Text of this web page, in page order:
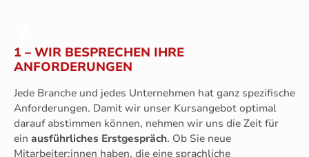
1 – WIR BESPRECHEN IHRE
ANFORDERUNGEN
Jede Branche und jedes Unternehmen hat ganz spezifische
Anforderungen. Damit wir unser Kursangebot optimal
darauf abstimmen können, nehmen wir uns die Zeit für
ein ausführliches Erstgespräch. Ob Sie neue
Mitarbeiter:innen haben, die eine sprachliche